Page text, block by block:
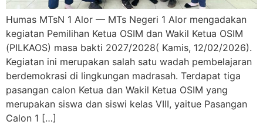
Humas MTsN 1 Alor — MTs Negeri 1 Alor mengadakan
kegiatan Pemilihan Ketua OSIM dan Wakil Ketua OSIM
(PILKAOS) masa bakti 2027/2028( Kamis, 12/02/2026).
Kegiatan ini merupakan salah satu wadah pembelajaran
berdemokrasi di lingkungan madrasah. Terdapat tiga
pasangan calon Ketua dan Wakil Ketua OSIM yang
merupakan siswa dan siswi kelas VIII, yaitue Pasangan
Calon 1 […]